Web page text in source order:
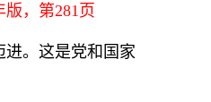
，第281页
。这是党和国家